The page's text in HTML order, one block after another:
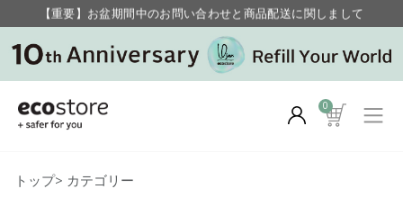
毎月お得にポイントが貯まる！ “月のポイントアップデー”
【重要】お盆期間中のお問い合わせと商品配送に関しまして
毎月お得にポイントが貯まる！ “月のポイントアップデー”
0
トップ> カテゴリー